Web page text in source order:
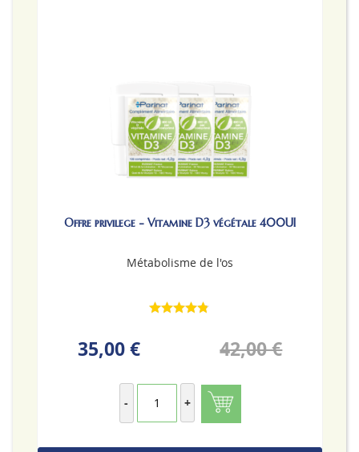
Offre privilege - Vitamine D3 végétale 400UI
Métabolisme de l'os
35,00 € 42,00 €
- +